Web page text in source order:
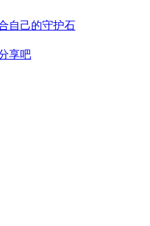
自己的守护石
享吧